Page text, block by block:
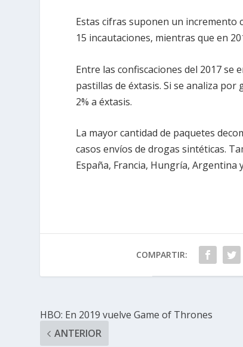
Estas cifras suponen un incremento
15 incautaciones, mientras que en
Entre las confiscaciones del 2017 se
pastillas de éxtasis. Si se analiza
2% a éxtasis.
La mayor cantidad de paquetes
casos envíos de drogas sintéticas.
España, Francia, Hungría, Argentina
COMPARTIR:
HBO: En 2019 vuelve Game of Thrones
ANTERIOR